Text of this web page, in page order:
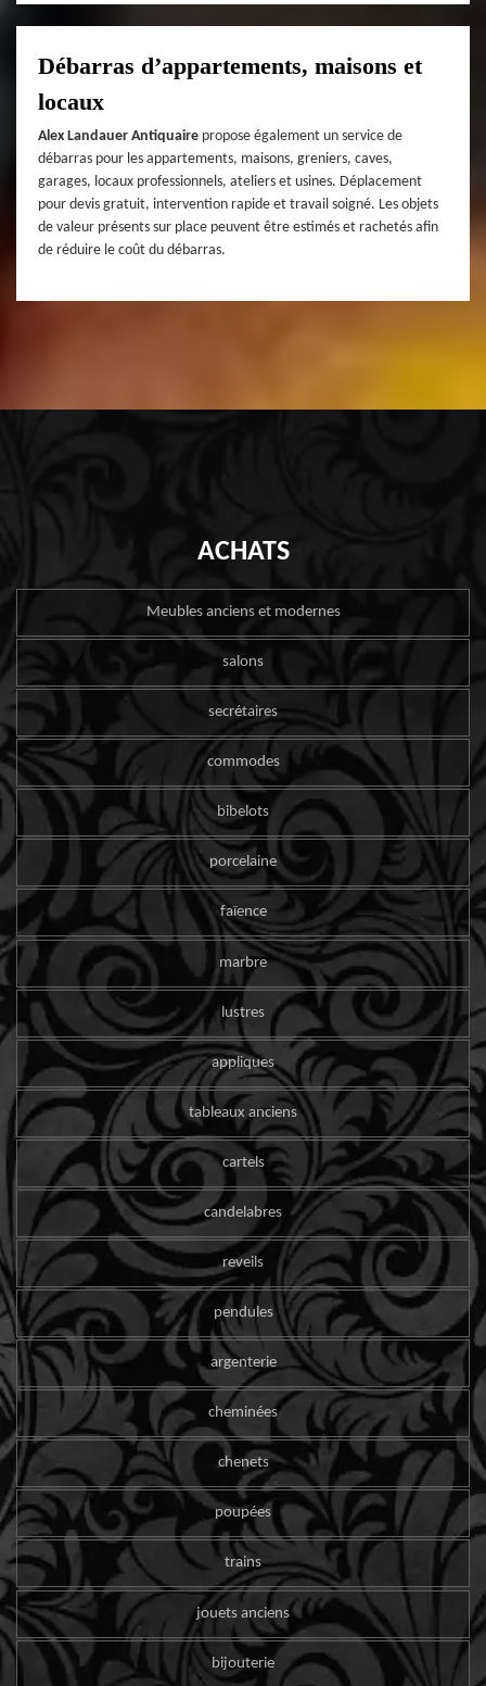
Débarras d’appartements, maisons et
locaux
Alex Landauer Antiquaire propose également un service de
débarras pour les appartements, maisons, greniers, caves,
garages, locaux professionnels, ateliers et usines. Déplacement
pour devis gratuit, intervention rapide et travail soigné. Les objets
de valeur présents sur place peuvent être estimés et rachetés afin
de réduire le coût du débarras.
ACHATS
Meubles anciens et modernes
salons
secrétaires
commodes
bibelots
porcelaine
faïence
marbre
lustres
appliques
tableaux anciens
cartels
candelabres
reveils
pendules
argenterie
cheminées
chenets
poupées
trains
jouets anciens
bijouterie